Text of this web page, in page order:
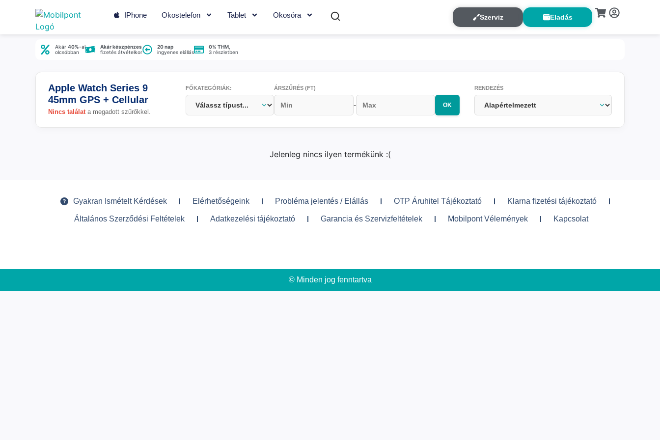
IPhone Okostelefon Tablet Okosóra Szerviz Eladás
Akár 40%-al
olcsóbban
Akár készpénzes
fizetés átvételkor
20 nap
ingyenes elállás
0% THM
3 részletben
Apple Watch Series 9
45mm GPS + Cellular
Nincs találata megadott szűrőkkel.
FŐKATEGÓRIÁK: ÁRSZŰRÉS (FT)
- OK
RENDEZÉS
Jelenleg nincs ilyen termékünk :(
Gyakran Ismételt Kérdések Elérhetőségeink Probléma jelentés / Elállás OTP Áruhitel Tájékoztató Klarna fizetési tájékoztató
Általános Szerződési Feltételek Adatkezelési tájékoztató Garancia és Szervizfeltételek Mobilpont Vélemények Kapcsolat
© Minden jog fenntartva